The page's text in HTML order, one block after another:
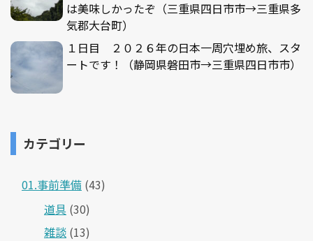
は美味しかったぞ（三重県四日市市→三重県多
気郡大台町）
１日目 ２０２６年の日本一周穴埋め旅、スタ
ートです！（静岡県磐田市→三重県四日市市）
カテゴリー
01.事前準備 (43)
道具 (30)
雑談 (13)